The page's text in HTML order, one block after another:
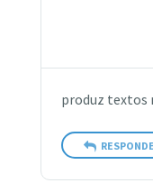
produz textos